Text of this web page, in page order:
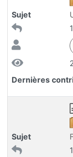
Sujet
1
Dernières
Sujet
1